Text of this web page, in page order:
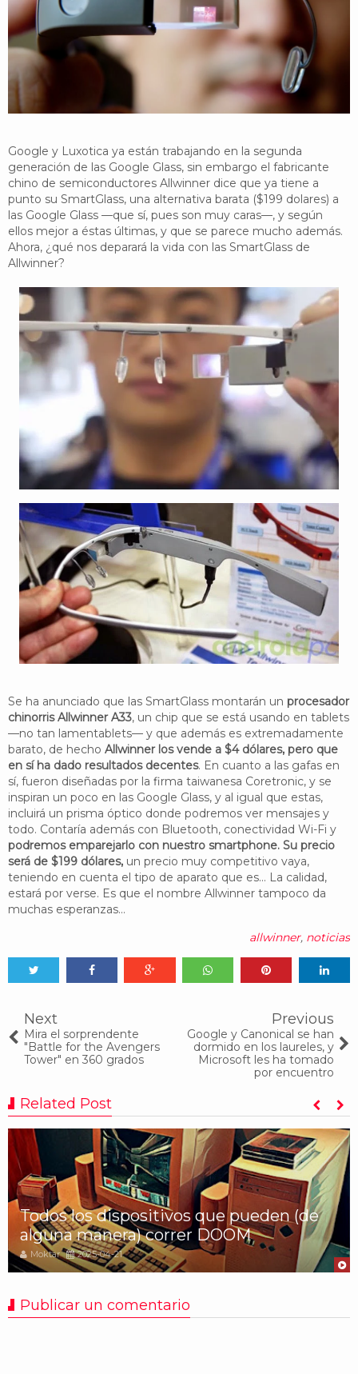
Google y Luxotica ya están trabajando en la segunda
generación de las Google Glass, sin embargo el fabricante
chino de semiconductores Allwinner dice que ya tiene a
punto su SmartGlass, una alternativa barata ($199 dolares) a
las Google Glass —que sí, pues son muy caras—, y según
ellos mejor a éstas últimas, y que se parece mucho además.
Ahora, ¿qué nos deparará la vida con las SmartGlass de
Allwinner?
Se ha anunciado que las SmartGlass montarán un procesador
chinorris Allwinner A33, un chip que se está usando en tablets
—no tan lamentablets— y que además es extremadamente
barato, de hecho Allwinner los vende a $4 dólares, pero que
en sí ha dado resultados decentes. En cuanto a las gafas en
sí, fueron diseñadas por la firma taiwanesa Coretronic, y se
inspiran un poco en las Google Glass, y al igual que estas,
incluirá un prisma óptico donde podremos ver mensajes y
todo. Contaría además con Bluetooth, conectividad Wi-Fi y
podremos emparejarlo con nuestro smartphone. Su precio
será de $199 dólares, un precio muy competitivo vaya,
teniendo en cuenta el tipo de aparato que es... La calidad,
estará por verse. Es que el nombre Allwinner tampoco da
muchas esperanzas...
allwinner, noticias
Next
Mira el sorprendente
"Battle for the Avengers
Tower" en 360 grados
Previous
Google y Canonical se han
dormido en los laureles, y
Microsoft les ha tomado
por encuentro
Related Post
Todos los dispositivos que pueden (de
alguna manera) correr DOOM
Moktar 2025-04-21
Publicar un comentario
YouTube
Twitter
Foro